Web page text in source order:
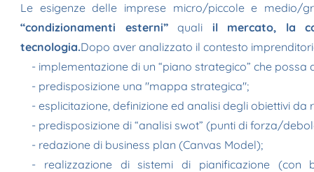
Le esigenze delle imprese micro/piccole e
“condizionamenti esterni”quali il mercato, la
tecnologia.Dopo aver analizzato il contesto
- implementazione di un “piano strategico” che possa
- predisposizione una "mappa strategica";
- esplicitazione, definizione ed analisi degli obiettivi
- predisposizione di “analisi swot” (punti di forza/
- redazione di business plan (Canvas Model);
- realizzazione di sistemi di pianificazione (con